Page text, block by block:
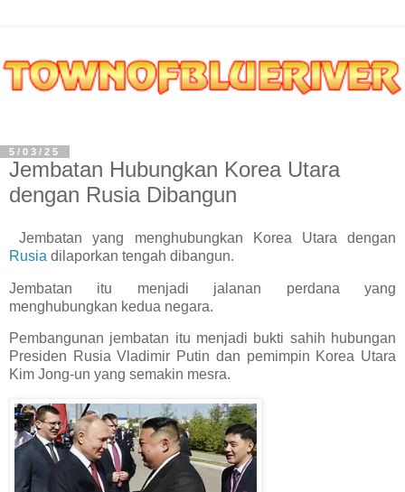
5/03/25
Jembatan Hubungkan Korea Utara
dengan Rusia Dibangun
Jembatan yang menghubungkan Korea Utara dengan
Rusia dilaporkan tengah dibangun.
Jembatan itu menjadi jalanan perdana yang
menghubungkan kedua negara.
Pembangunan jembatan itu menjadi bukti sahih hubungan
Presiden Rusia Vladimir Putin dan pemimpin Korea Utara
Kim Jong-un yang semakin mesra.